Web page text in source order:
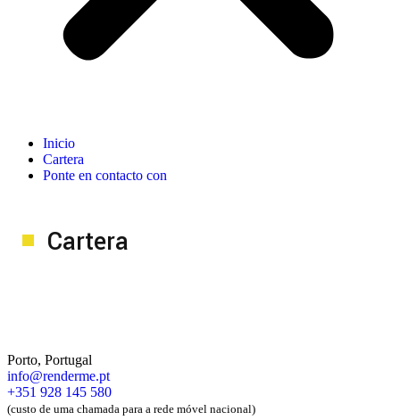
Inicio
Cartera
Ponte en contacto con
Cartera
Porto, Portugal
info@renderme.pt
+351 928 145 580
(custo de uma chamada para a rede móvel nacional)